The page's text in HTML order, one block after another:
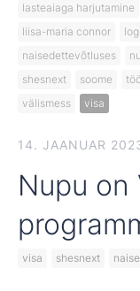
lasteaiaga harjutamine
liisa-maria connor
naisedettevõtluses
shesnext
soome
välismess
visa
14. JAANUAR
Nupu on
visa shesnext